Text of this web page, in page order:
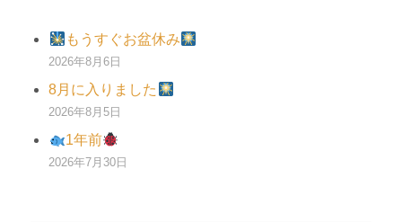
もうすぐお盆休み
2026年8月6日
8月に入りました
2026年8月5日
1年前
2026年7月30日